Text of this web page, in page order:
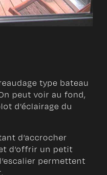
type bateau
peut voir au fond,
d’éclairage du
d’accrocher
d’offrir un petit
permettent